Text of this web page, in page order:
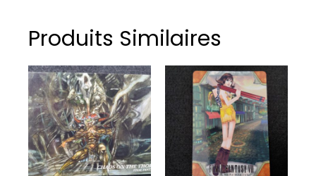
Produits Similaires